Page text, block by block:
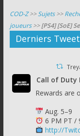
COD-Z>>Sujets>>
joueurs>>[PS4] [SoE]
Derniers
Call of Duty
Rewards are
Aug. 5–9
6 PM PT /
http://